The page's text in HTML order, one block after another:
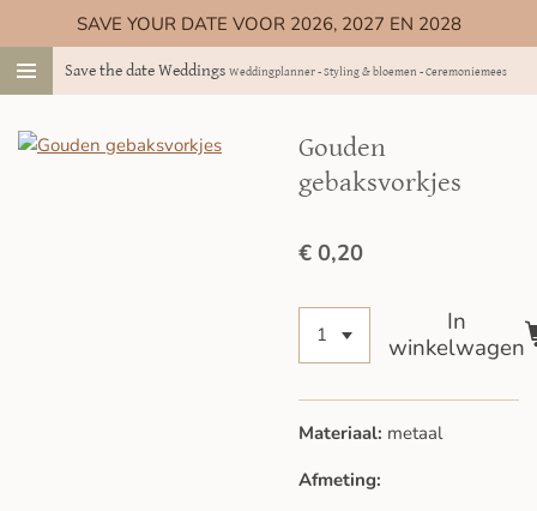
direct
naar
hoofdinhoud
Save the date Weddings Weddingplanner - Styling & bloemen - Ceremoniemeester
SAVE YOUR DATE VOOR 2026, 2027 EN 2028
Gouden
gebaksvorkjes
€ 0,20
In
winkelwagen
Materiaal: metaal
Afmeting: